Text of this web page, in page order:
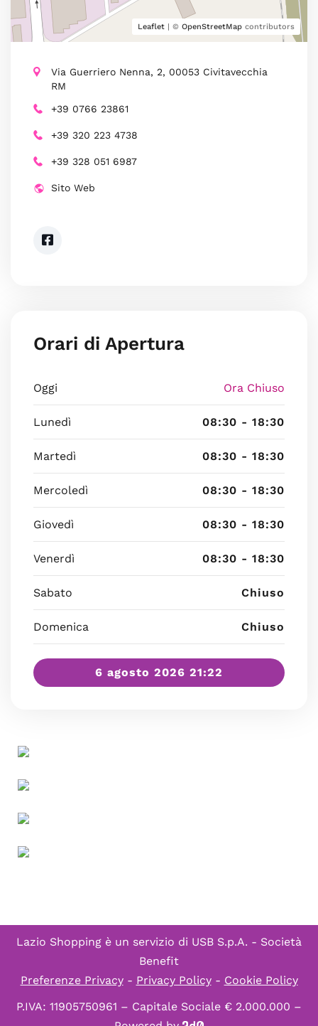
Leaflet | © OpenStreetMap contributors
Via Guerriero Nenna, 2, 00053 Civitavecchia
RM
+39 0766 23861
+39 320 223 4738
+39 328 051 6987
Sito Web
Orari di Apertura
Oggi Ora Chiuso
Lunedì 08:30 - 18:30
Martedì 08:30 - 18:30
Mercoledì 08:30 - 18:30
Giovedì 08:30 - 18:30
Venerdì 08:30 - 18:30
Sabato Chiuso
Domenica Chiuso
6 agosto 2026 21:22
Lazio Shopping è un servizio di USB S.p.A. - Società
Benefit
Preferenze Privacy- Privacy Policy- Cookie Policy
P.IVA: 11905750961 – Capitale Sociale € 2.000.000 –